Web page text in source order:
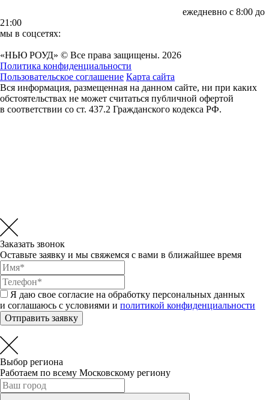
ежедневно с 8:00 до
21:00
мы в соцсетях:
«НЬЮ РОУД» © Все права защищены. 2026
Политика конфиденциальности
Пользовательское соглашение Карта сайта
Вся информация, размещенная на данном сайте, ни при каких
обстоятельствах не может считаться публичной офертой
в соответствии со ст. 437.2 Гражданского кодекса РФ.
Заказать звонок
Оставьте заявку и мы свяжемся с вами в ближайшее время
Я даю свое согласие на обработку персональных данных
и соглашаюсь с условиями и политикой конфиденциальности
Отправить заявку
Выбор региона
Работаем по всему Московскому региону